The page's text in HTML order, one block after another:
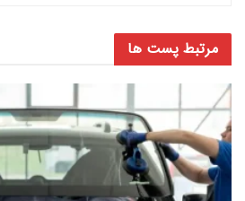
مرتبط پست ها